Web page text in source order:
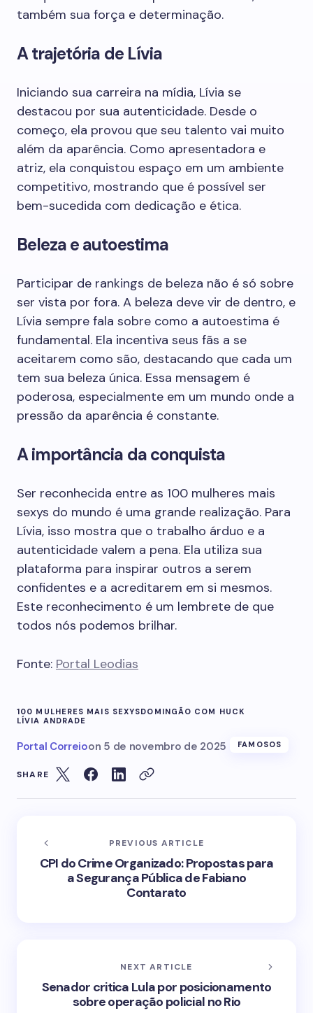
também sua força e determinação.
A trajetória de Lívia
Iniciando sua carreira na mídia, Lívia se
destacou por sua autenticidade. Desde o
começo, ela provou que seu talento vai muito
além da aparência. Como apresentadora e
atriz, ela conquistou espaço em um ambiente
competitivo, mostrando que é possível ser
bem-sucedida com dedicação e ética.
Beleza e autoestima
Participar de rankings de beleza não é só sobre
ser vista por fora. A beleza deve vir de dentro, e
Lívia sempre fala sobre como a autoestima é
fundamental. Ela incentiva seus fãs a se
aceitarem como são, destacando que cada um
tem sua beleza única. Essa mensagem é
poderosa, especialmente em um mundo onde a
pressão da aparência é constante.
A importância da conquista
Ser reconhecida entre as 100 mulheres mais
sexys do mundo é uma grande realização. Para
Lívia, isso mostra que o trabalho árduo e a
autenticidade valem a pena. Ela utiliza sua
plataforma para inspirar outros a serem
confidentes e a acreditarem em si mesmos.
Este reconhecimento é um lembrete de que
todos nós podemos brilhar.
Fonte: Portal Leodias
100 MULHERES MAIS SEXYSDOMINGÃO COM HUCK
LÍVIA ANDRADE
Portal Correioon 5 de novembro de 2025 FAMOSOS
SHARE
PREVIOUS ARTICLE
CPI do Crime Organizado: Propostas para
a Segurança Pública de Fabiano
Contarato
NEXT ARTICLE
Senador critica Lula por posicionamento
sobre operação policial no Rio